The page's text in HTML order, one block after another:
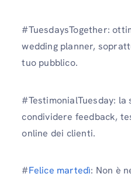
#TuesdaysTogether:
wedding planner,
tuo pubblico.
#TestimonialTuesday:
condividere feedback,
online dei clienti.
#Felice martedì: Non è